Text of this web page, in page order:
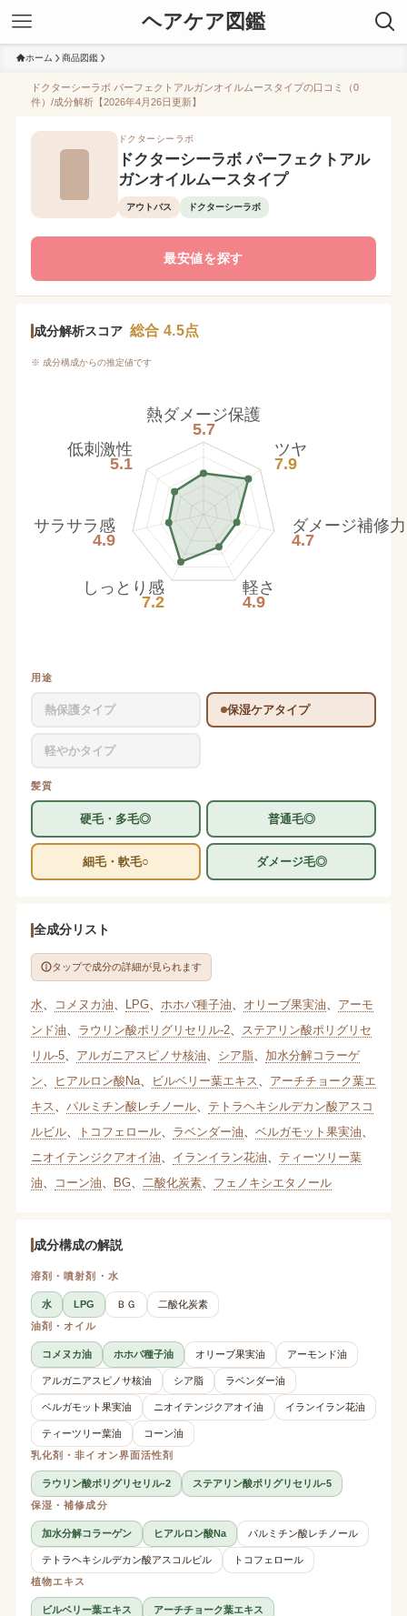
ヘアケア図鑑
ホーム 商品図鑑
ドクターシーラボ パーフェクトアルガンオイルムースタイプの口コミ（0
件）/成分解析【2026年4月26日更新】
ドクターシーラボ
ドクターシーラボ パーフェクトアル
ガンオイルムースタイプ
アウトバス ドクターシーラボ
最安値を探す
成分解析スコア 総合 4.5点
※ 成分構成からの推定値です
熱ダメージ保護
5.7
ツヤ
7.9
ダメージ補修力
4.7
軽さ
4.9
しっとり感
7.2
サラサラ感
4.9
低刺激性
5.1
用途
熱保護タイプ 保湿ケアタイプ
軽やかタイプ
髪質
硬毛・多毛◎ 普通毛◎
細毛・軟毛○ ダメージ毛◎
全成分リスト
タップで成分の詳細が見られます
水 コメヌカ油 LPG、 ホホバ種子油 オリーブ果実油
アーモ
ンド油
ラウリン酸ポリグリセリル-2、
ステアリン酸ポリグリセ
リル-5、 アルガニアスピノサ核油 シア脂、 加水分解コラーゲ
ン
ヒアルロン酸Na、 ビルベリー葉エキス
アーチチョーク葉エ
キス
パルミチン酸レチノール、 テトラヘキシルデカン酸アスコ
ルビル、 トコフェロール、 ラベンダー油 ベルガモット果実油
ニオイテンジクアオイ油
イランイラン花油
ティーツリー葉
油
コーン油 BG、 二酸化炭素、 フェノキシエタノール
成分構成の解説
溶剤・噴射剤・水
水 LPG ＢＧ
二酸化炭素
油剤・オイル
コメヌカ油 ホホバ種子油 オリーブ果実油 アーモンド油
アルガニアスピノサ核油 シア脂 ラベンダー油
ベルガモット果実油 ニオイテンジクアオイ油 イランイラン花油
ティーツリー葉油
コーン油
乳化剤・非イオン界面活性剤
ラウリン酸ポリグリセリル-2
ステアリン酸ポリグリセリル-5
保湿・補修成分
加水分解コラーゲン ヒアルロン酸Na パルミチン酸レチノール
テトラヘキシルデカン酸アスコルビル
トコフェロール
植物エキス
ビルベリー葉エキス
アーチチョーク葉エキス